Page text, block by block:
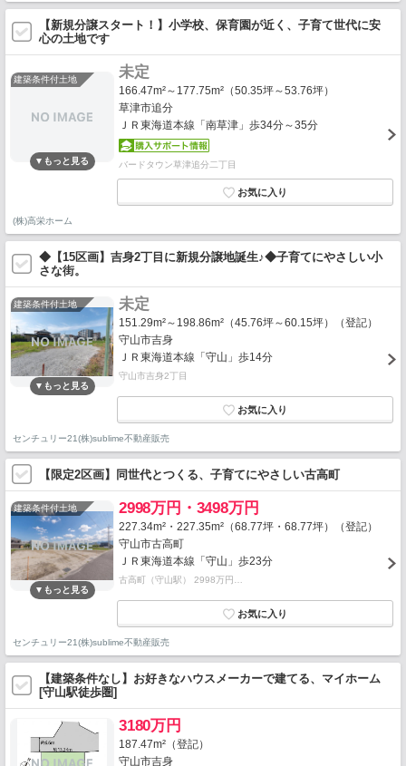
【新規分譲スタート！】小学校、保育園が近く、子育て世代に安
心の土地です
建築条件付土地 未定
166.47m²～177.75m²（50.35坪～53.76坪）
草津市追分
ＪＲ東海道本線「南草津」歩34分～35分
バードタウン草津追分二丁目
(株)高栄ホーム
◆【15区画】吉身2丁目に新規分譲地誕生♪◆子育てにやさしい小
さな街。
建築条件付土地 未定
151.29m²～198.86m²（45.76坪～60.15坪）（登記）
守山市吉身
ＪＲ東海道本線「守山」歩14分
守山市吉身2丁目
センチュリー21(株)sublime不動産販売
【限定2区画】同世代とつくる、子育てにやさしい古高町
建築条件付土地 2998万円・3498万円
227.34m²・227.35m²（68.77坪・68.77坪）（登記）
守山市古高町
ＪＲ東海道本線「守山」歩23分
古高町（守山駅） 2998万円…
センチュリー21(株)sublime不動産販売
【建築条件なし】お好きなハウスメーカーで建てる、マイホーム
[守山駅徒歩圏]
3180万円
187.47m²（登記）
守山市吉身